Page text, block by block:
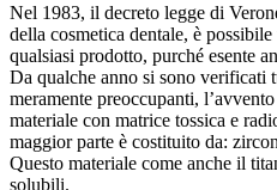
Nel 1983, il decreto legge di
della cosmetica dentale, è
qualsiasi prodotto, purché esente
Da qualche anno si sono verificati
meramente preoccupanti,
materiale con matrice tossica e
maggior parte è costituito da:
Questo materiale come anche il
solubili.